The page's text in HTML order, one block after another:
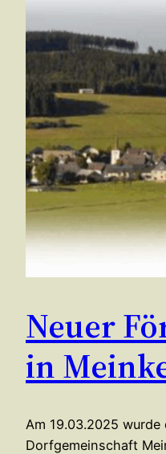
Neuer
in
Am 19.03.2025 wurde
Dorfgemeinschaft